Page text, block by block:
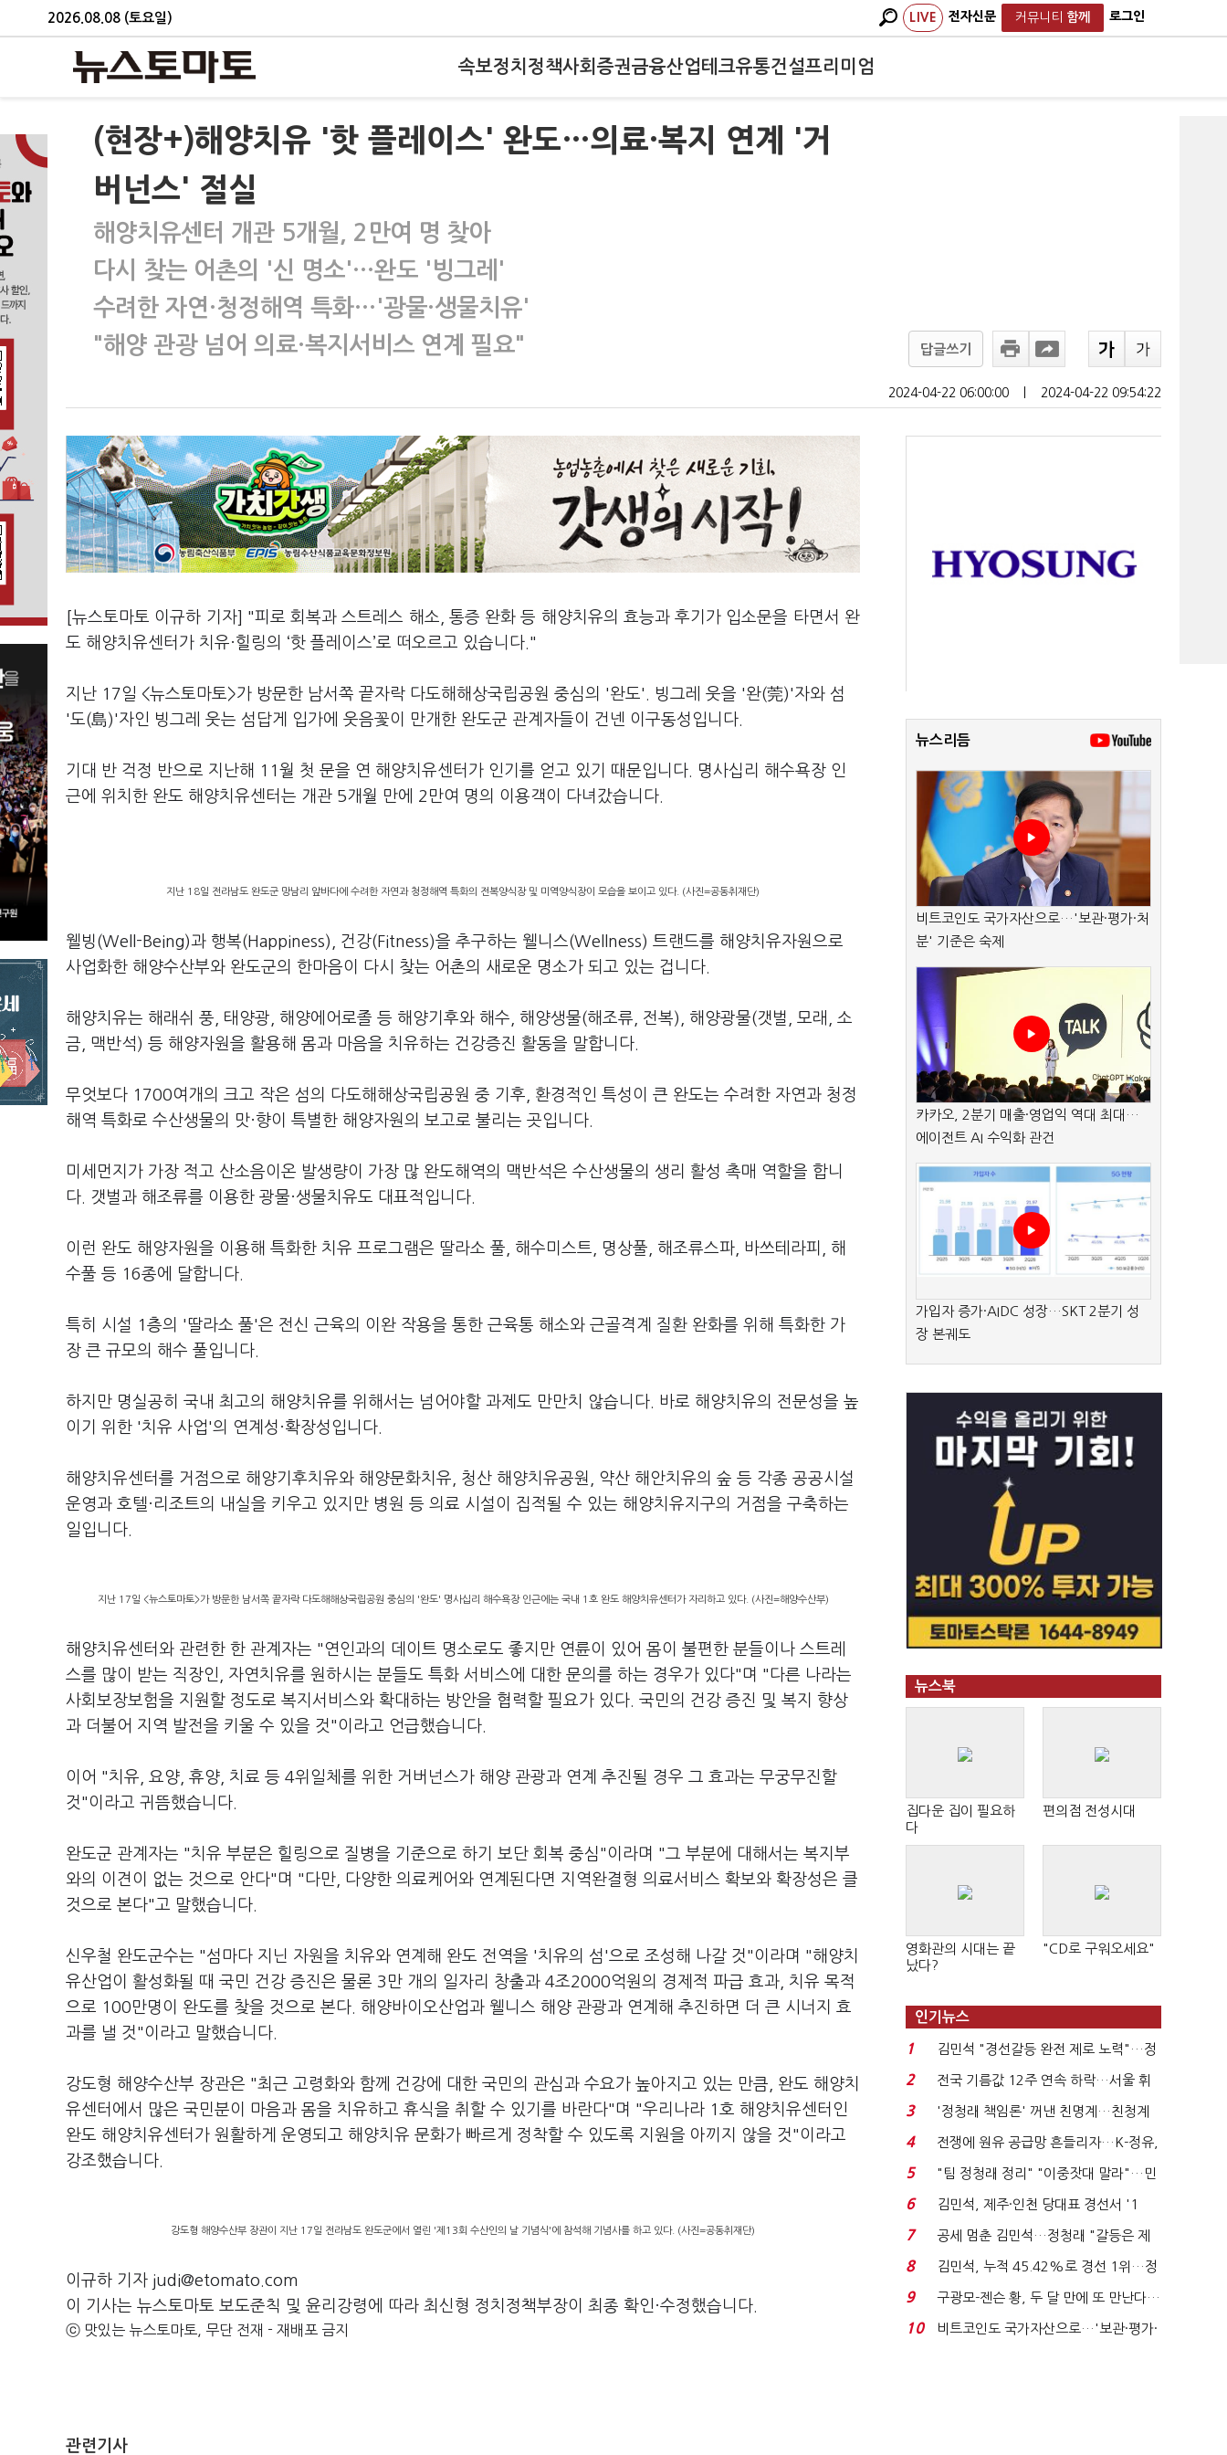
2026.08.08 (토요일) LIVE 전자신문 커뮤니티 함께 로그인
속보정치 정책사회 증권금융산업테크유통건설프리미엄
(현장+)해양치유 '핫 플레이스' 완도…의료·복지 연계 '거
버넌스' 절실
해양치유센터 개관 5개월, 2만여 명 찾아
다시 찾는 어촌의 '신 명소'…완도 '빙그레'
수려한 자연·청정해역 특화…'광물·생물치유'
"해양 관광 넘어 의료·복지서비스 연계 필요"
답글쓰기
2024-04-22 06:00:00 2024-04-22 09:54:22
[뉴스토마토 이규하 기자] "피로 회복과 스트레스 해소, 통증 완화 등 해양치유의 효능과 후기가 입소문을 타면서 완
도 해양치유센터가 치유·힐링의 ‘핫 플레이스’로 떠오르고 있습니다."
지난 17일 <뉴스토마토>가 방문한 남서쪽 끝자락 다도해해상국립공원 중심의 '완도'. 빙그레 웃을 '완(莞)'자와 섬
'도(島)'자인 빙그레 웃는 섬답게 입가에 웃음꽃이 만개한 완도군 관계자들이 건넨 이구동성입니다.
기대 반 걱정 반으로 지난해 11월 첫 문을 연 해양치유센터가 인기를 얻고 있기 때문입니다. 명사십리 해수욕장 인
근에 위치한 완도 해양치유센터는 개관 5개월 만에 2만여 명의 이용객이 다녀갔습니다.
지난 18일 전라남도 완도군 망남리 앞바다에 수려한 자연과 청정해역 특화의 전복양식장 및 미역양식장이 모습을 보이고 있다. (사진=공동취재단)
웰빙(Well-Being)과 행복(Happiness), 건강(Fitness)을 추구하는 웰니스(Wellness) 트랜드를 해양치유자원으로
사업화한 해양수산부와 완도군의 한마음이 다시 찾는 어촌의 새로운 명소가 되고 있는 겁니다.
해양치유는 해래쉬 풍, 태양광, 해양에어로졸 등 해양기후와 해수, 해양생물(해조류, 전복), 해양광물(갯벌, 모래, 소
금, 맥반석) 등 해양자원을 활용해 몸과 마음을 치유하는 건강증진 활동을 말합니다.
무엇보다 1700여개의 크고 작은 섬의 다도해해상국립공원 중 기후, 환경적인 특성이 큰 완도는 수려한 자연과 청정
해역 특화로 수산생물의 맛·향이 특별한 해양자원의 보고로 불리는 곳입니다.
미세먼지가 가장 적고 산소음이온 발생량이 가장 많 완도해역의 맥반석은 수산생물의 생리 활성 촉매 역할을 합니
다. 갯벌과 해조류를 이용한 광물·생물치유도 대표적입니다.
이런 완도 해양자원을 이용해 특화한 치유 프로그램은 딸라소 풀, 해수미스트, 명상풀, 해조류스파, 바쓰테라피, 해
수풀 등 16종에 달합니다.
특히 시설 1층의 '딸라소 풀'은 전신 근육의 이완 작용을 통한 근육통 해소와 근골격계 질환 완화를 위해 특화한 가
장 큰 규모의 해수 풀입니다.
하지만 명실공히 국내 최고의 해양치유를 위해서는 넘어야할 과제도 만만치 않습니다. 바로 해양치유의 전문성을 높
이기 위한 '치유 사업'의 연계성·확장성입니다.
해양치유센터를 거점으로 해양기후치유와 해양문화치유, 청산 해양치유공원, 약산 해안치유의 숲 등 각종 공공시설
운영과 호텔·리조트의 내실을 키우고 있지만 병원 등 의료 시설이 집적될 수 있는 해양치유지구의 거점을 구축하는
일입니다.
지난 17일 <뉴스토마토>가 방문한 남서쪽 끝자락 다도해해상국립공원 중심의 '완도' 명사십리 해수욕장 인근에는 국내 1호 완도 해양치유센터가 자리하고 있다. (사진=해양수산부)
해양치유센터와 관련한 한 관계자는 "연인과의 데이트 명소로도 좋지만 연륜이 있어 몸이 불편한 분들이나 스트레
스를 많이 받는 직장인, 자연치유를 원하시는 분들도 특화 서비스에 대한 문의를 하는 경우가 있다"며 "다른 나라는
사회보장보험을 지원할 정도로 복지서비스와 확대하는 방안을 협력할 필요가 있다. 국민의 건강 증진 및 복지 향상
과 더불어 지역 발전을 키울 수 있을 것"이라고 언급했습니다.
이어 "치유, 요양, 휴양, 치료 등 4위일체를 위한 거버넌스가 해양 관광과 연계 추진될 경우 그 효과는 무궁무진할
것"이라고 귀뜸했습니다.
완도군 관계자는 "치유 부분은 힐링으로 질병을 기준으로 하기 보단 회복 중심"이라며 "그 부분에 대해서는 복지부
와의 이견이 없는 것으로 안다"며 "다만, 다양한 의료케어와 연계된다면 지역완결형 의료서비스 확보와 확장성은 클
것으로 본다"고 말했습니다.
신우철 완도군수는 "섬마다 지닌 자원을 치유와 연계해 완도 전역을 '치유의 섬'으로 조성해 나갈 것"이라며 "해양치
유산업이 활성화될 때 국민 건강 증진은 물론 3만 개의 일자리 창출과 4조2000억원의 경제적 파급 효과, 치유 목적
으로 100만명이 완도를 찾을 것으로 본다. 해양바이오산업과 웰니스 해양 관광과 연계해 추진하면 더 큰 시너지 효
과를 낼 것"이라고 말했습니다.
강도형 해양수산부 장관은 "최근 고령화와 함께 건강에 대한 국민의 관심과 수요가 높아지고 있는 만큼, 완도 해양치
유센터에서 많은 국민분이 마음과 몸을 치유하고 휴식을 취할 수 있기를 바란다"며 "우리나라 1호 해양치유센터인
완도 해양치유센터가 원활하게 운영되고 해양치유 문화가 빠르게 정착할 수 있도록 지원을 아끼지 않을 것"이라고
강조했습니다.
강도형 해양수산부 장관이 지난 17일 전라남도 완도군에서 열린 '제13회 수산인의 날 기념식'에 참석해 기념사를 하고 있다. (사진=공동취재단)
이규하 기자 judi@etomato.com
이 기사는 뉴스토마토 보도준칙 및 윤리강령에 따라 최신형 정치정책부장이 최종 확인·수정했습니다.
ⓒ 맛있는 뉴스토마토, 무단 전재 - 재배포 금지
관련기사
뉴스리듬
비트코인도 국가자산으로…'보관·평가·처
분' 기준은 숙제
카카오, 2분기 매출·영업익 역대 최대…
에이전트 AI 수익화 관건
가입자 증가·AIDC 성장…SKT 2분기 성
장 본궤도
뉴스북
집다운 집이 필요하
다
편의점 전성시대
영화관의 시대는 끝
났다?
"CD로 구워오세요"
인기뉴스
1
김민석 "경선갈등 완전 제로 노력"…정
청래 "반명 공세 사...
2
전국 기름값 12주 연속 하락…서울 휘
발윳값 1909원...
3
'정청래 책임론' 꺼낸 친명계…친청계
는 추가투표 때리기...
4
전쟁에 원유 공급망 흔들리자…K-정유,
에너지안보 핵심...
5
"팀 정청래 정리" "이중잣대 말라"…민
주 최고위원 계파 다...
6
김민석, 제주·인천 당대표 경선서 '1
위'(1보)...
7
공세 멈춘 김민석…정청래 "갈등은 제
가 수습"
8
김민석, 누적 45.42%로 경선 1위…정
청래와 격차 0.86%p(...
9
구광모-젠슨 황, 두 달 만에 또 만난다…
로봇·AI 등 논...
10
비트코인도 국가자산으로…'보관·평가·